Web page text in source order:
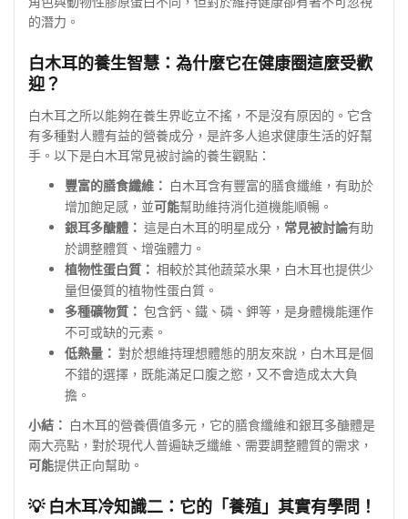
的潛力。
白木耳的養生智慧：為什麼它在健康圈這麼受歡
迎？
白木耳之所以能夠在養生界屹立不搖，不是沒有原因的。它含
有多種對人體有益的營養成分，是許多人追求健康生活的好幫
手。以下是白木耳常見被討論的養生觀點：
豐富的膳食纖維： 白木耳含有豐富的膳食纖維，有助於
增加飽足感，並可能幫助維持消化道機能順暢。
銀耳多醣體： 這是白木耳的明星成分， 常見被討論有助
於調整體質、增強體力。
植物性蛋白質： 相較於其他蔬菜水果，白木耳也提供少
量但優質的植物性蛋白質。
多種礦物質： 包含鈣、鐵、磷、鉀等，是身體機能運作
不可或缺的元素。
低熱量： 對於想維持理想體態的朋友來說，白木耳是個
不錯的選擇，既能滿足口腹之慾，又不會造成太大負
擔。
小結： 白木耳的營養價值多元，它的膳食纖維和銀耳多醣體是
兩大亮點，對於現代人普遍缺乏纖維、需要調整體質的需求，
可能提供正向幫助。
💡 白木耳冷知識二：它的「養殖」其實有學問！